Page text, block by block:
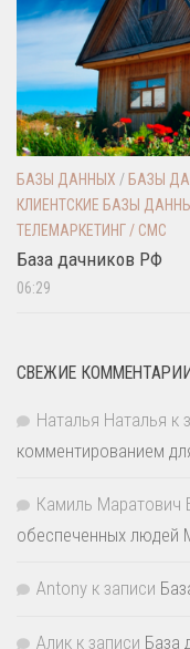
БАЗЫ ДАННЫХ /БАЗЫ
КЛИЕНТСКИЕ БАЗЫ
ТЕЛЕМАРКЕТИНГ / СМС
База дачников РФ
06:29
СВЕЖИЕ
Наталья Наталья к
комментированием
Камиль Маратович
обеспеченных людей
Antony к записи
Алик к записи База